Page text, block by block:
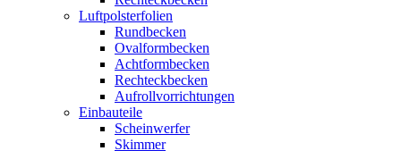
Luftpolsterfolien
Rundbecken
Ovalformbecken
Achtformbecken
Rechteckbecken
Aufrollvorrichtungen
Einbauteile
Scheinwerfer
Skimmer